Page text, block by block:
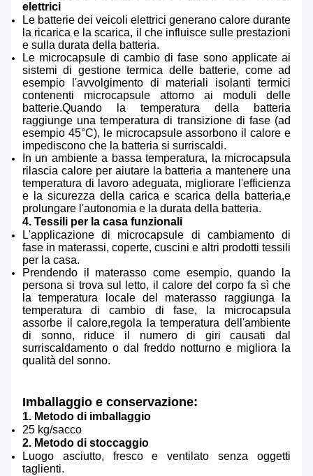
elettrici
Le batterie dei veicoli elettrici generano calore durante
la ricarica e la scarica, il che influisce sulle prestazioni
e sulla durata della batteria.
Le microcapsule di cambio di fase sono applicate ai
sistemi di gestione termica delle batterie, come ad
esempio l'avvolgimento di materiali isolanti termici
contenenti microcapsule attorno ai moduli delle
batterie.Quando la temperatura della batteria
raggiunge una temperatura di transizione di fase (ad
esempio 45°C), le microcapsule assorbono il calore e
impediscono che la batteria si surriscaldi.
In un ambiente a bassa temperatura, la microcapsula
rilascia calore per aiutare la batteria a mantenere una
temperatura di lavoro adeguata, migliorare l'efficienza
e la sicurezza della carica e scarica della batteria,e
prolungare l'autonomia e la durata della batteria.
4. Tessili per la casa funzionali
L'applicazione di microcapsule di cambiamento di
fase in materassi, coperte, cuscini e altri prodotti tessili
per la casa.
Prendendo il materasso come esempio, quando la
persona si trova sul letto, il calore del corpo fa sì che
la temperatura locale del materasso raggiunga la
temperatura di cambio di fase, la microcapsula
assorbe il calore,regola la temperatura dell'ambiente
di sonno, riduce il numero di giri causati dal
surriscaldamento o dal freddo notturno e migliora la
qualità del sonno.
Imballaggio e conservazione:
1. Metodo di imballaggio
25 kg/sacco
2. Metodo di stoccaggio
Luogo asciutto, fresco e ventilato senza oggetti
taglienti.